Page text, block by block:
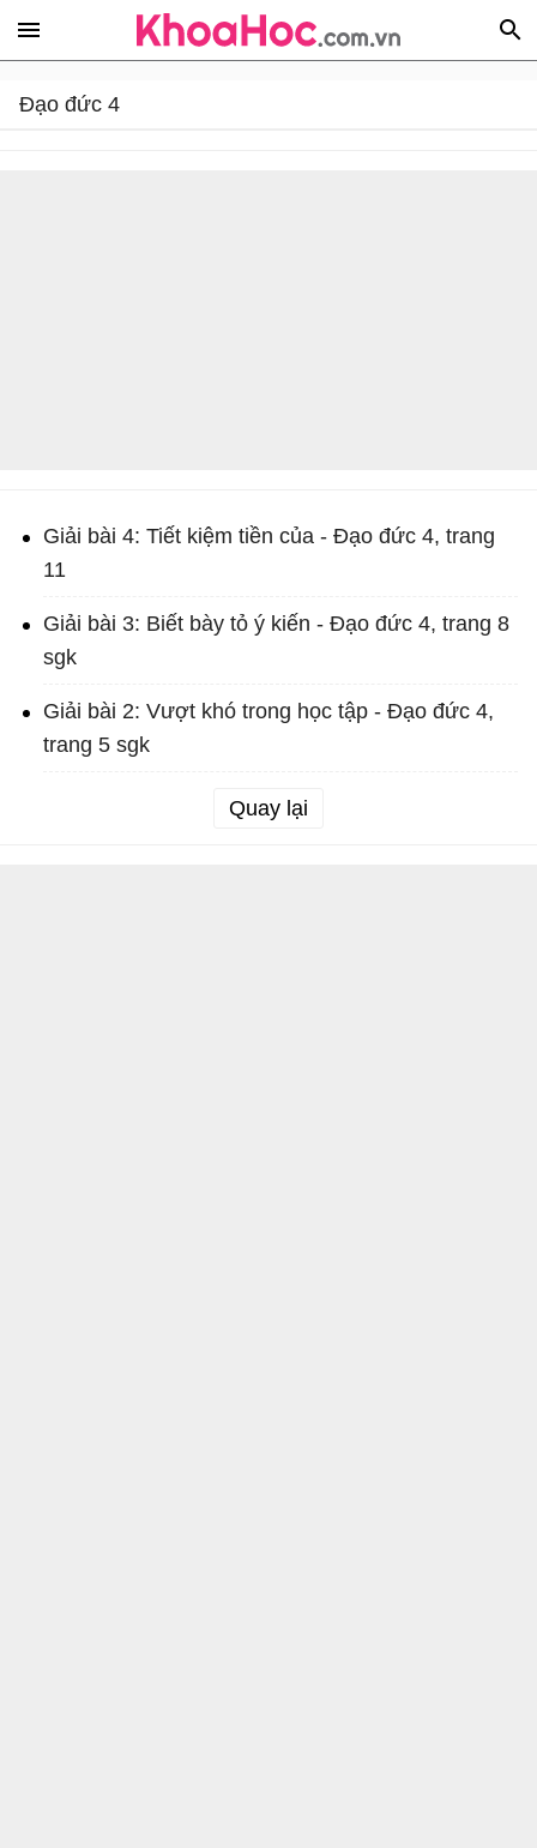
Đạo đức 4
Giải bài 4: Tiết kiệm tiền của - Đạo đức 4, trang
11
Giải bài 3: Biết bày tỏ ý kiến - Đạo đức 4, trang 8
sgk
Giải bài 2: Vượt khó trong học tập - Đạo đức 4,
trang 5 sgk
Quay lại